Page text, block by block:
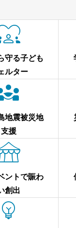
守る子ども
ルター
地震被災地
支援
ントで賑わ
創出
